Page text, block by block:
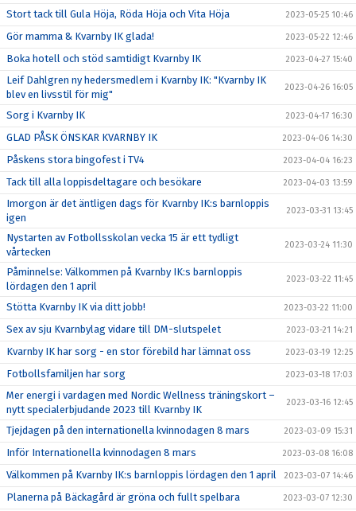
Stort tack till Gula Höja, Röda Höja och Vita Höja 2023-05-25 10:46
Gör mamma & Kvarnby IK glada! 2023-05-22 12:46
Boka hotell och stöd samtidigt Kvarnby IK 2023-04-27 15:40
Leif Dahlgren ny hedersmedlem i Kvarnby IK: "Kvarnby IK
blev en livsstil för mig"
2023-04-26 16:05
Sorg i Kvarnby IK 2023-04-17 16:30
GLAD PÅSK ÖNSKAR KVARNBY IK 2023-04-06 14:30
Påskens stora bingofest i TV4 2023-04-04 16:23
Tack till alla loppisdeltagare och besökare 2023-04-03 13:59
Imorgon är det äntligen dags för Kvarnby IK:s barnloppis
igen
2023-03-31 13:45
Nystarten av Fotbollsskolan vecka 15 är ett tydligt
vårtecken
2023-03-24 11:30
Påminnelse: Välkommen på Kvarnby IK:s barnloppis
lördagen den 1 april
2023-03-22 11:45
Stötta Kvarnby IK via ditt jobb! 2023-03-22 11:00
Sex av sju Kvarnbylag vidare till DM-slutspelet 2023-03-21 14:21
Kvarnby IK har sorg - en stor förebild har lämnat oss 2023-03-19 12:25
Fotbollsfamiljen har sorg 2023-03-18 17:03
Mer energi i vardagen med Nordic Wellness träningskort –
nytt specialerbjudande 2023 till Kvarnby IK
2023-03-16 12:45
Tjejdagen på den internationella kvinnodagen 8 mars 2023-03-09 15:31
Inför Internationella kvinnodagen 8 mars 2023-03-08 16:08
Välkommen på Kvarnby IK:s barnloppis lördagen den 1 april 2023-03-07 14:46
Planerna på Bäckagård är gröna och fullt spelbara 2023-03-07 12:30